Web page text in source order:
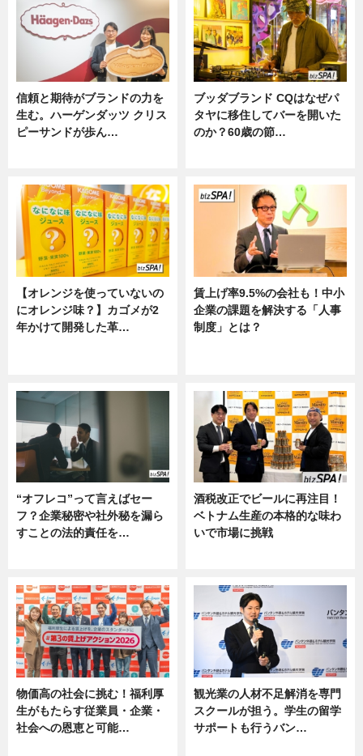
信頼と期待がブランドの力を
生む。ハーゲンダッツ クリス
ピーサンドが歩ん…
ブッダブランド CQはなぜパ
タヤに移住してバーを開いた
のか？60歳の節…
【オレンジを使っていないの
にオレンジ味？】カゴメが2
年かけて開発した革…
賃上げ率9.5%の会社も！中小
企業の課題を解決する「人事
制度」とは？
“オフレコ”って言えばセー
フ？企業秘密や社外秘を漏ら
すことの法的責任を…
酒税改正でビールに再注目！
ベトナム生産の本格的な味わ
いで市場に挑戦
物価高の社会に挑む！福利厚
生がもたらす従業員・企業・
社会への恩恵と可能…
観光業の人材不足解消を専門
スクールが担う。学生の留学
サポートも行うバン…